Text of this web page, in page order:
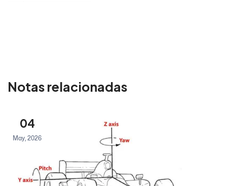
Notas relacionadas
04
May, 2026